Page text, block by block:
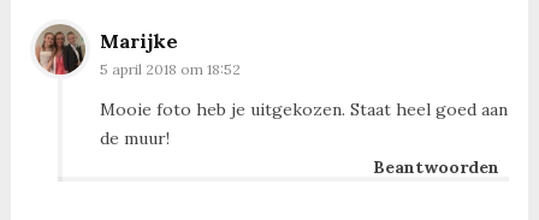
Marijke
5 april 2018 om 18:52
Mooie foto heb je uitgekozen. Staat heel goed aan
de muur!
Beantwoorden